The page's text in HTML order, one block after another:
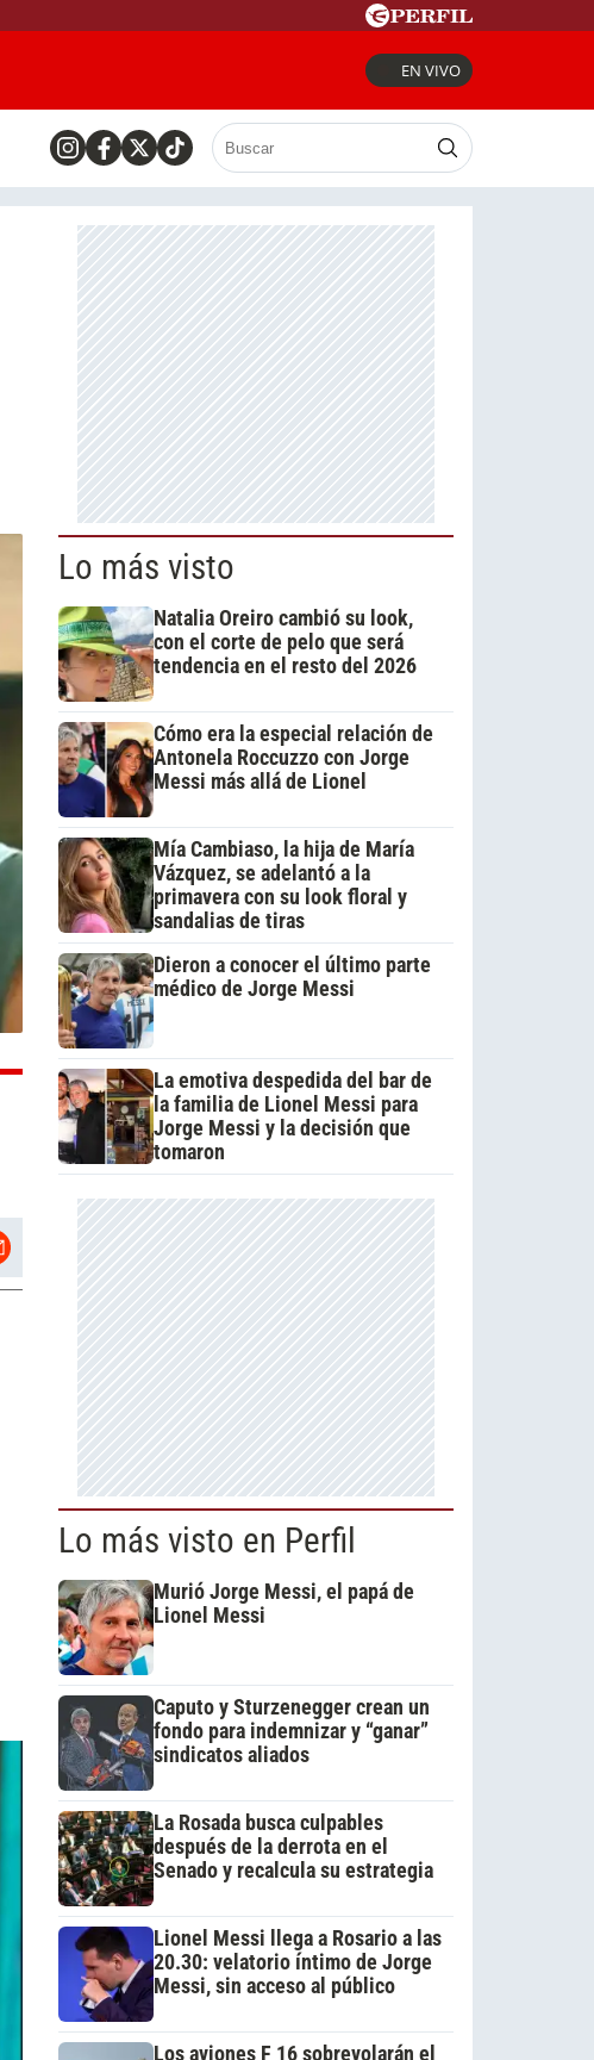
EN VIVO
Lo más visto
Natalia Oreiro cambió su look,
con el corte de pelo que será
tendencia en el resto del 2026
Cómo era la especial relación de
Antonela Roccuzzo con Jorge
Messi más allá de Lionel
Mía Cambiaso, la hija de María
Vázquez, se adelantó a la
primavera con su look floral y
sandalias de tiras
Dieron a conocer el último parte
médico de Jorge Messi
La emotiva despedida del bar de
la familia de Lionel Messi para
Jorge Messi y la decisión que
tomaron
Lo más visto en Perfil
Murió Jorge Messi, el papá de
Lionel Messi
Caputo y Sturzenegger crean un
fondo para indemnizar y “ganar”
sindicatos aliados
La Rosada busca culpables
después de la derrota en el
Senado y recalcula su estrategia
Lionel Messi llega a Rosario a las
20.30: velatorio íntimo de Jorge
Messi, sin acceso al público
Los aviones F 16 sobrevolarán el